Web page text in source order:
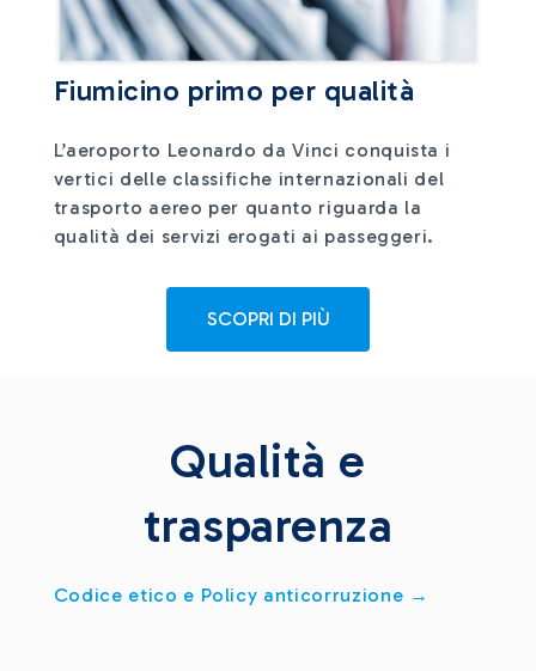
Fiumicino primo per qualità
L’aeroporto Leonardo da Vinci conquista i
vertici delle classifiche internazionali del
trasporto aereo per quanto riguarda la
qualità dei servizi erogati ai passeggeri.
SCOPRI DI PIÙ
Qualità e
trasparenza
Codice etico e Policy anticorruzione →